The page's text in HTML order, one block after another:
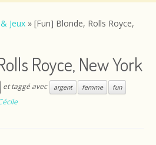
Jeux » [Fun] Blonde, Rolls Royce,
Royce, New York
et taggé avec argent femme
fun